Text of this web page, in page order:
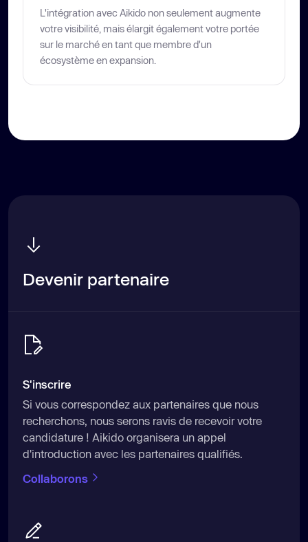
L'intégration avec Aikido non seulement augmente
votre visibilité, mais élargit également votre portée
sur le marché en tant que membre d'un
écosystème en expansion.
Devenir partenaire
S'inscrire
Si vous correspondez aux partenaires que nous
recherchons, nous serons ravis de recevoir votre
candidature ! Aikido organisera un appel
d'introduction avec les partenaires qualifiés.
Collaborons